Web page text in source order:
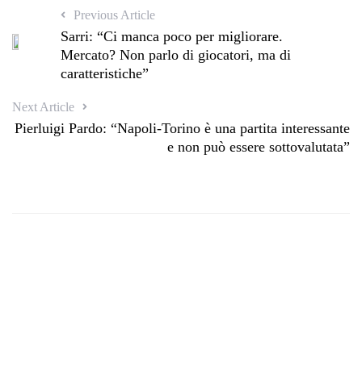
Previous Article
Sarri: “Ci manca poco per migliorare.
Mercato? Non parlo di giocatori, ma di
caratteristiche”
Next Article
Pierluigi Pardo: “Napoli-Torino è una partita interessante
e non può essere sottovalutata”